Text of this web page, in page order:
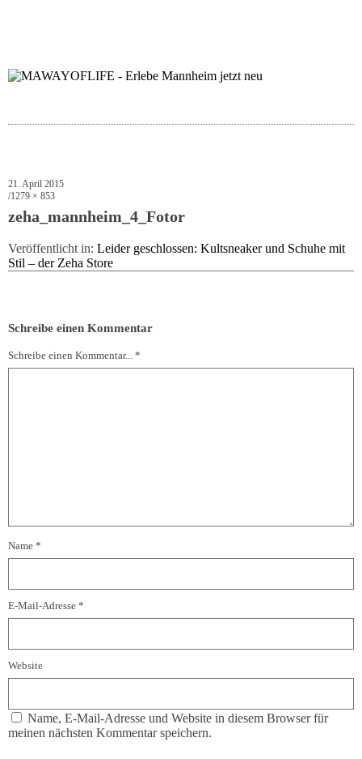
21. April 2015
1279 × 853
zeha_mannheim_4_Fotor
Veröffentlicht in: Leider geschlossen: Kultsneaker und Schuhe mit
Stil – der Zeha Store
Schreibe einen Kommentar
Schreibe einen Kommentar... *
Name *
E-Mail-Adresse *
Website
Name, E-Mail-Adresse und Website in diesem Browser für
meinen nächsten Kommentar speichern.